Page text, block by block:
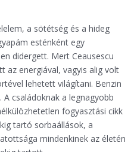
a sötétség és a hideg
esténként egy
didergett. Mert Ceausescu
az energiával, vagyis alig volt
lehetett világítani. Benzin
családoknak a legnagyobb
fogyasztási cikk
tartó sorbaállások, a
mindenkinek az életén